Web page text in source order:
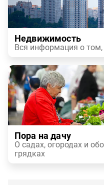
Недвижимость
Вся информация о том,
Пора на дачу
О садах, огородах и
грядках